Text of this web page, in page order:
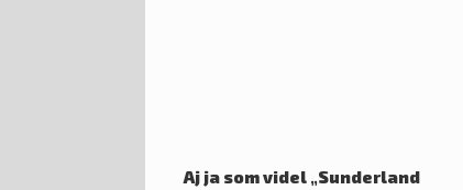
Aj ja som videl „Sunderland